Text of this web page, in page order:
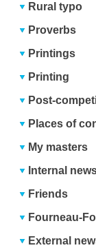
Rural typo
Proverbs
Printings
Printing
Post-
Places of
My masters
Internal
Friends
Fourneau-
External